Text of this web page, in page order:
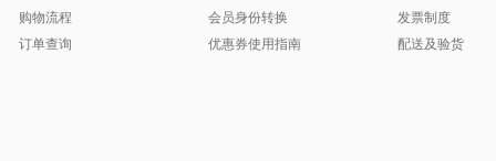
购物流程
订单查询
会员身份转换
优惠券使用指南
发票制度
配送及验货